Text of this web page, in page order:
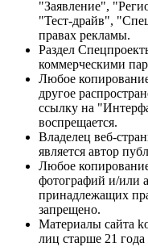
"Заявление",
"Тест-драйв",
правах рекламы.
Раздел
коммерческими
Любое
другое
ссылку на
воспрещается.
Владелец веб-
является автор
Любое
фотографий и/или
принадлежащих
запрещено.
Материалы сайта
лиц старше 21